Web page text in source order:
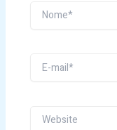
Nome*
Website